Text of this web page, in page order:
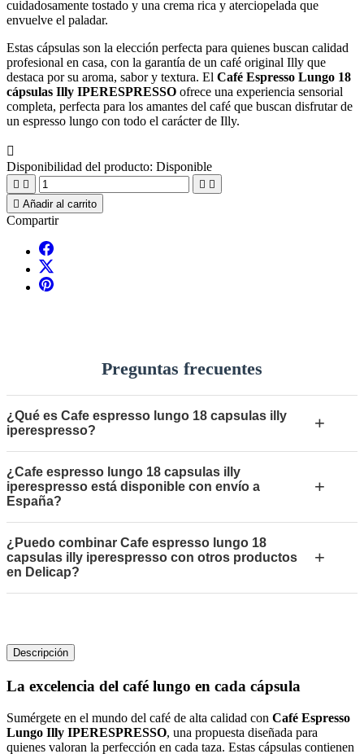
cuidadosamente tostado y una crema rica y aterciopelada que
envuelve el paladar.
Estas cápsulas son la elección perfecta para quienes buscan calidad
profesional en casa, con la garantía de un café original Illy que
destaca por su aroma, sabor y textura. El Café Espresso Lungo 18
cápsulas Illy IPERESPRESSO ofrece una experiencia sensorial
completa, perfecta para los amantes del café que buscan disfrutar de
un espresso lungo con todo el carácter de Illy.

Disponibilidad del producto: Disponible
   
 Añadir al carrito
Compartir
Preguntas frecuentes
¿Qué es Cafe espresso lungo 18 capsulas illy
iperespresso?
+
¿Cafe espresso lungo 18 capsulas illy
iperespresso está disponible con envío a
España?
+
¿Puedo combinar Cafe espresso lungo 18
capsulas illy iperespresso con otros productos
en Delicap?
+
Descripción
La excelencia del café lungo en cada cápsula
Sumérgete en el mundo del café de alta calidad con Café Espresso
Lungo Illy IPERESPRESSO, una propuesta diseñada para
quienes valoran la perfección en cada taza. Estas cápsulas contienen